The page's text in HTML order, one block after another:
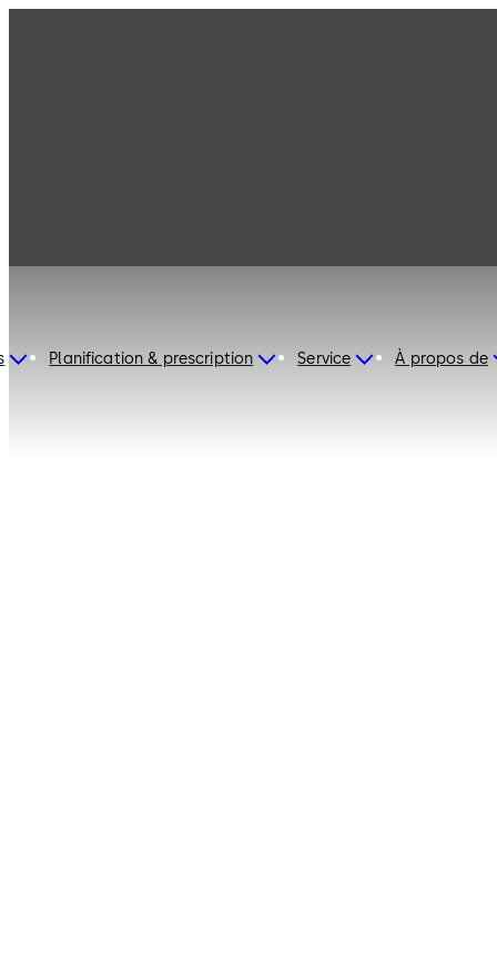
Planification & prescription Service À propos de